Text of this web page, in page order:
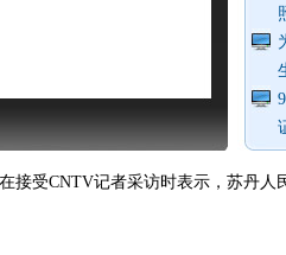
受CNTV记者采访时表示，苏丹人